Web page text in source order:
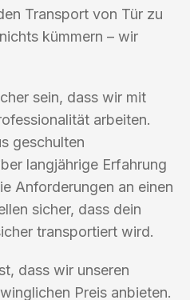
Transport von Tür zu
kümmern – wir
sein, dass wir mit
arbeiten.
geschulten
langjährige Erfahrung
Anforderungen an einen
sicher, dass dein
transportiert wird.
dass wir unseren
Preis anbieten.